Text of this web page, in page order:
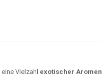
Vielzahl exotischer Aromen